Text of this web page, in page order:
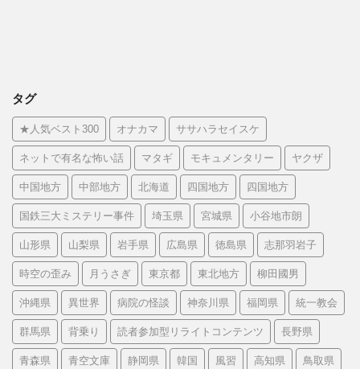
タグ
★人気ベスト300 オナカマ ササハラセイスケ
ネットで有名な怖い話 マタギ モキュメンタリー ヤクザ
中国地方 中部地方 北海道 四国地方 四国地方
国鉄三大ミステリー事件 埼玉県 宮城県 小谷地市朗
山形県 山梨県 岩手県 広島県 徳島県 志那羽岩子
時空の歪み 月うさぎ 東京都 東北地方 柳田國男
沖縄県 異世界 病院の怪談 神奈川県 福岡県 統一教会
群馬県 背乗り 読者参加型リライトコンテンツ 長野県
青森県 青空文庫 静岡県 韓国 風習 高知県 鳥取県